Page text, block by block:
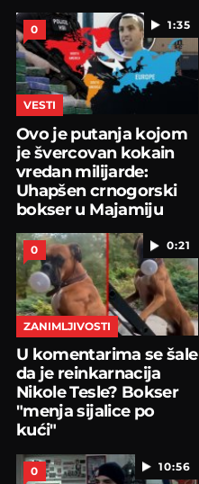
1:35
0
VESTI
Ovo je putanja kojom
je švercovan kokain
vredan milijarde:
Uhapšen crnogorski
bokser u Majamiju
0:21
0
ZANIMLJIVOSTI
U komentarima se šale
da je reinkarnacija
Nikole Tesle? Bokser
"menja sijalice po
kući"
10:56
0